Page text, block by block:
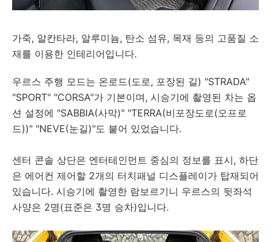
가죽, 알칸타라, 알루미늄, 탄소 섬유, 목재 등의 고품질 소
재를 이용한 인테리어입니다.
우르스 주행 모드는 온로드(도로, 포장된 길) "STRADA"
"SPORT" "CORSA"가 기본이며, 시승기에 촬영된 차는 옵
션 설정에 "SABBIA(사막)" "TERRA(비포장도로(오프로
드))" "NEVE(눈길)"도 붙어 있었습니다.
센터 콘솔 상단은 엔터테인먼트 중심의 정보를 표시, 하단
은 에어컨 제어할 2개의 터치패널 디스플레이가 탑재되어
있습니다. 시승기에 촬영한 람보르기니 우르스의 뒷좌석
사양은 2명(표준은 3명 승차)입니다.